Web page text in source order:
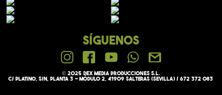
SÍGUENOS
© 2025 Dex media PRODUCCIONES S.L.
C/ Platino, s/n, Planta 3 - Módulo 2, 41909 Salteras (Sevilla) / 672 372 083